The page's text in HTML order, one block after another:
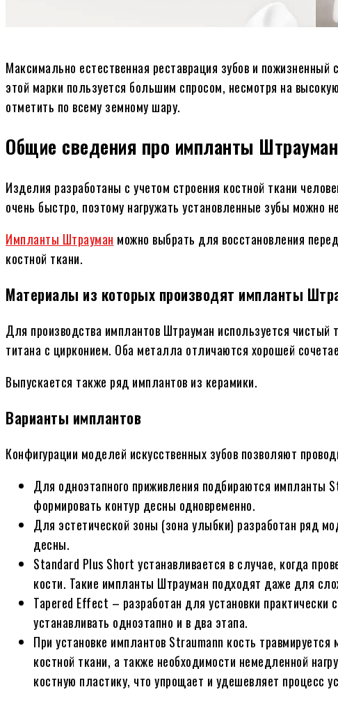
Максимально естественная реставрация зубов и
этой марки пользуется большим спросом, несмотря на
отметить по всему земному шару.
Общие сведения про импланты Штрауман
Изделия разработаны с учетом строения костной ткани
очень быстро, поэтому нагружать установленные зубы можно
Импланты Штрауман можно выбрать для восстановления
костной ткани.
Материалы из которых производят импланты
Для производства имплантов Штрауман используется
титана с цирконием. Оба металла отличаются хорошей
Выпускается также ряд имплантов из керамики.
Варианты имплантов
Конфигурации моделей искусственных зубов позволяют
Для одноэтапного приживления подбираются импланты
формировать контур десны одновременно.
Для эстетической зоны (зона улыбки) разработан ряд
десны.
Standard Plus Short устанавливается в случае, когда
кости. Такие импланты Штрауман подходят даже для
Tapered Effect – разработан для установки практически
устанавливать одноэтапно и в два этапа.
При установке имплантов Straumann кость
костной ткани, а также необходимости немедленной
костную пластику, что упрощает и удешевляет процесс